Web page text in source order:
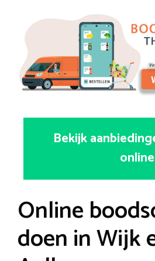
Bekijk
online
Online
doen in Wijk